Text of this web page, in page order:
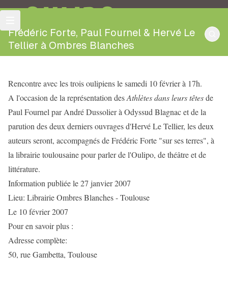
OULIPO
Frédéric Forte, Paul Fournel & Hervé Le
Tellier à Ombres Blanches
Rencontre avec les trois oulipiens le samedi 10 février à 17h.
A l'occasion de la représentation desAthlètes dans leurs têtesde
Paul Fournel par André Dussolier à Odyssud Blagnac et de la
parution des deux derniers ouvrages d'Hervé Le Tellier, les deux
auteurs seront, accompagnés de Frédéric Forte "sur ses terres", à
la librairie toulousaine pour parler de l'Oulipo, de théâtre et de
littérature.
Information publiée le 27 janvier 2007
Lieu: Librairie Ombres Blanches - Toulouse
Le 10 février 2007
Pour en savoir plus :
Adresse complète:
50, rue Gambetta, Toulouse